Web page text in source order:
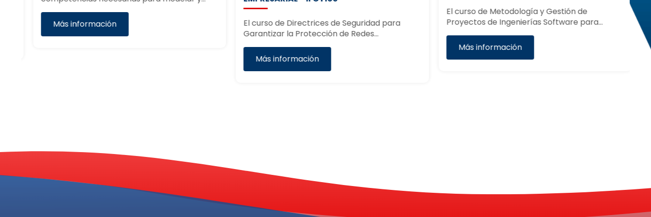
Más información
El curso de Directrices de Seguridad para
Garantizar la Protección de Redes…
Más información
El curso de Metodología y Gestión de
Proyectos de Ingenierías Software para…
Más información